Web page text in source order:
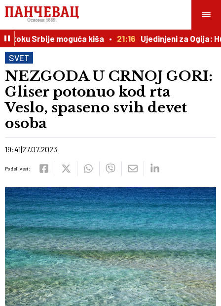
Srbije moguća kiša 21:16 Ujedinjeni za Ogija:
SVET
NEZGODA U CRNOJ GORI:
Gliser potonuo kod rta
Veslo, spaseno svih devet
osoba
19:41 27.07.2023
Podeli vest: